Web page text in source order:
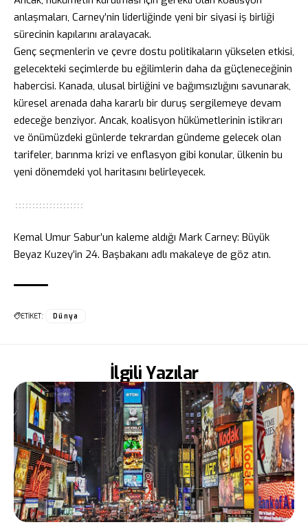
anlaşmaları, Carney’nin liderliğinde yeni bir siyasi iş birliği
sürecinin kapılarını aralayacak.
Genç seçmenlerin ve çevre dostu politikaların yükselen etkisi,
gelecekteki seçimlerde bu eğilimlerin daha da güçleneceğinin
habercisi. Kanada, ulusal birliğini ve bağımsızlığını savunarak,
küresel arenada daha kararlı bir duruş sergilemeye devam
edeceğe benziyor. Ancak, koalisyon hükümetlerinin istikrarı
ve önümüzdeki günlerde tekrardan gündeme gelecek olan
tarifeler, barınma krizi ve enflasyon gibi konular, ülkenin bu
yeni dönemdeki yol haritasını belirleyecek.
Kemal Umur Sabur’un kaleme aldığı Mark Carney: Büyük
Beyaz Kuzey’in 24. Başbakanı adlı makaleye de göz atın.
ETİKET: Dünya
İlgili Yazılar